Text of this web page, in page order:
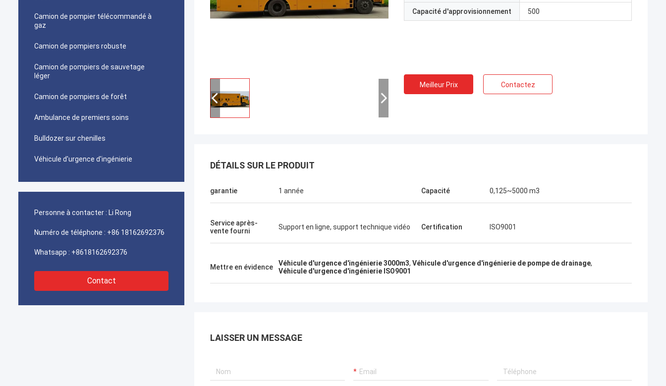
Camion de pompier télécommandé à
gaz
Camion de pompiers robuste
Camion de pompiers de sauvetage
léger
Camion de pompiers de forêt
Ambulance de premiers soins
Bulldozer sur chenilles
Véhicule d'urgence d'ingénierie
Personne à contacter : Li Rong
Numéro de téléphone : +86 18162692376
Whatsapp : +8618162692376
Contact
Capacité d'approvisionnement 500
Meilleur Prix Contactez
DÉTAILS SUR LE PRODUIT
garantie 1 année Capacité 0,125~5000 m3
Service après-
vente fourni
Support en ligne, support technique vidéo Certification ISO9001
Mettre en évidence Véhicule d'urgence d'ingénierie 3000m3, Véhicule d'urgence d'ingénierie de pompe de drainage,
Véhicule d'urgence d'ingénierie ISO9001
LAISSER UN MESSAGE